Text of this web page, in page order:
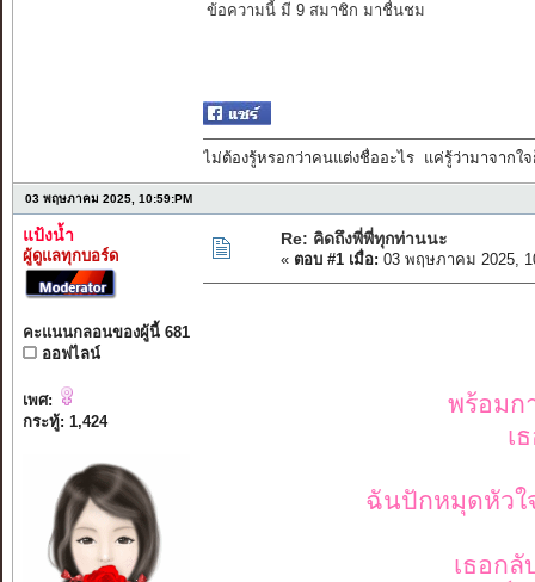
ข้อความนี้ มี 9 สมาชิก มาชื่นชม
ไม่ต้องรู้หรอกว่าคนแต่งชื่ออะไร แค่รู้ว่ามาจากใ
03 พฤษภาคม 2025, 10:59:PM
แป้งน้ำ
ผู้ดูแลทุกบอร์ด
คะแนนกลอนของผู้นี้ 681
ออฟไลน์
เพศ:
กระทู้: 1,424
Re: คิดถึงพี่พี่ทุกท่านนะ
« ตอบ #1 เมื่อ: 03 พฤษภาคม 2025,
พร้อมก
เ
ฉันปักหมุดหัวใ
เธอก